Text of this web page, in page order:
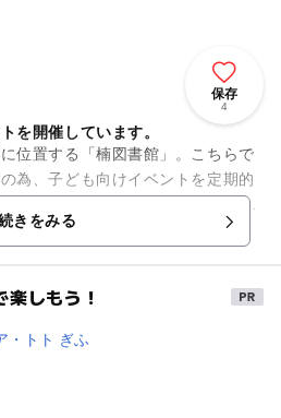
保存
4
を開催しています。
位置する「楠図書館」。こちらで
為、子ども向けイベントを定期的
木曜日と第4金曜日に乳幼児とその
...きをみる
しもう！